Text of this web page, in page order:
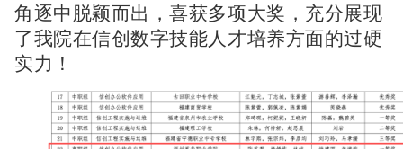
角逐中脱颖而出，喜获多项大奖，充分展现
了我院在信创数字技能人才培养方面的过硬
实力！